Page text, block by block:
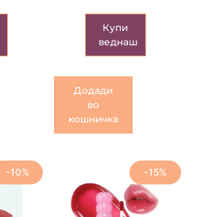
Купи
веднаш
Додади
во
кошничка
-10% -15%